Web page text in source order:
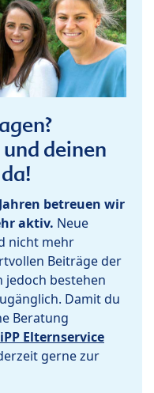
deinen
betreuen wir
aktiv. Neue
nicht mehr
Beiträge der
jedoch bestehen
Damit du
Beratung
Elternservice
gerne zur